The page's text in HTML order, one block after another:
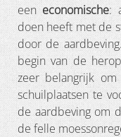
een economische:
doen heeft met de
door de
begin van de
zeer belangrijk
schuilplaatsen te
de aardbeving om
de felle